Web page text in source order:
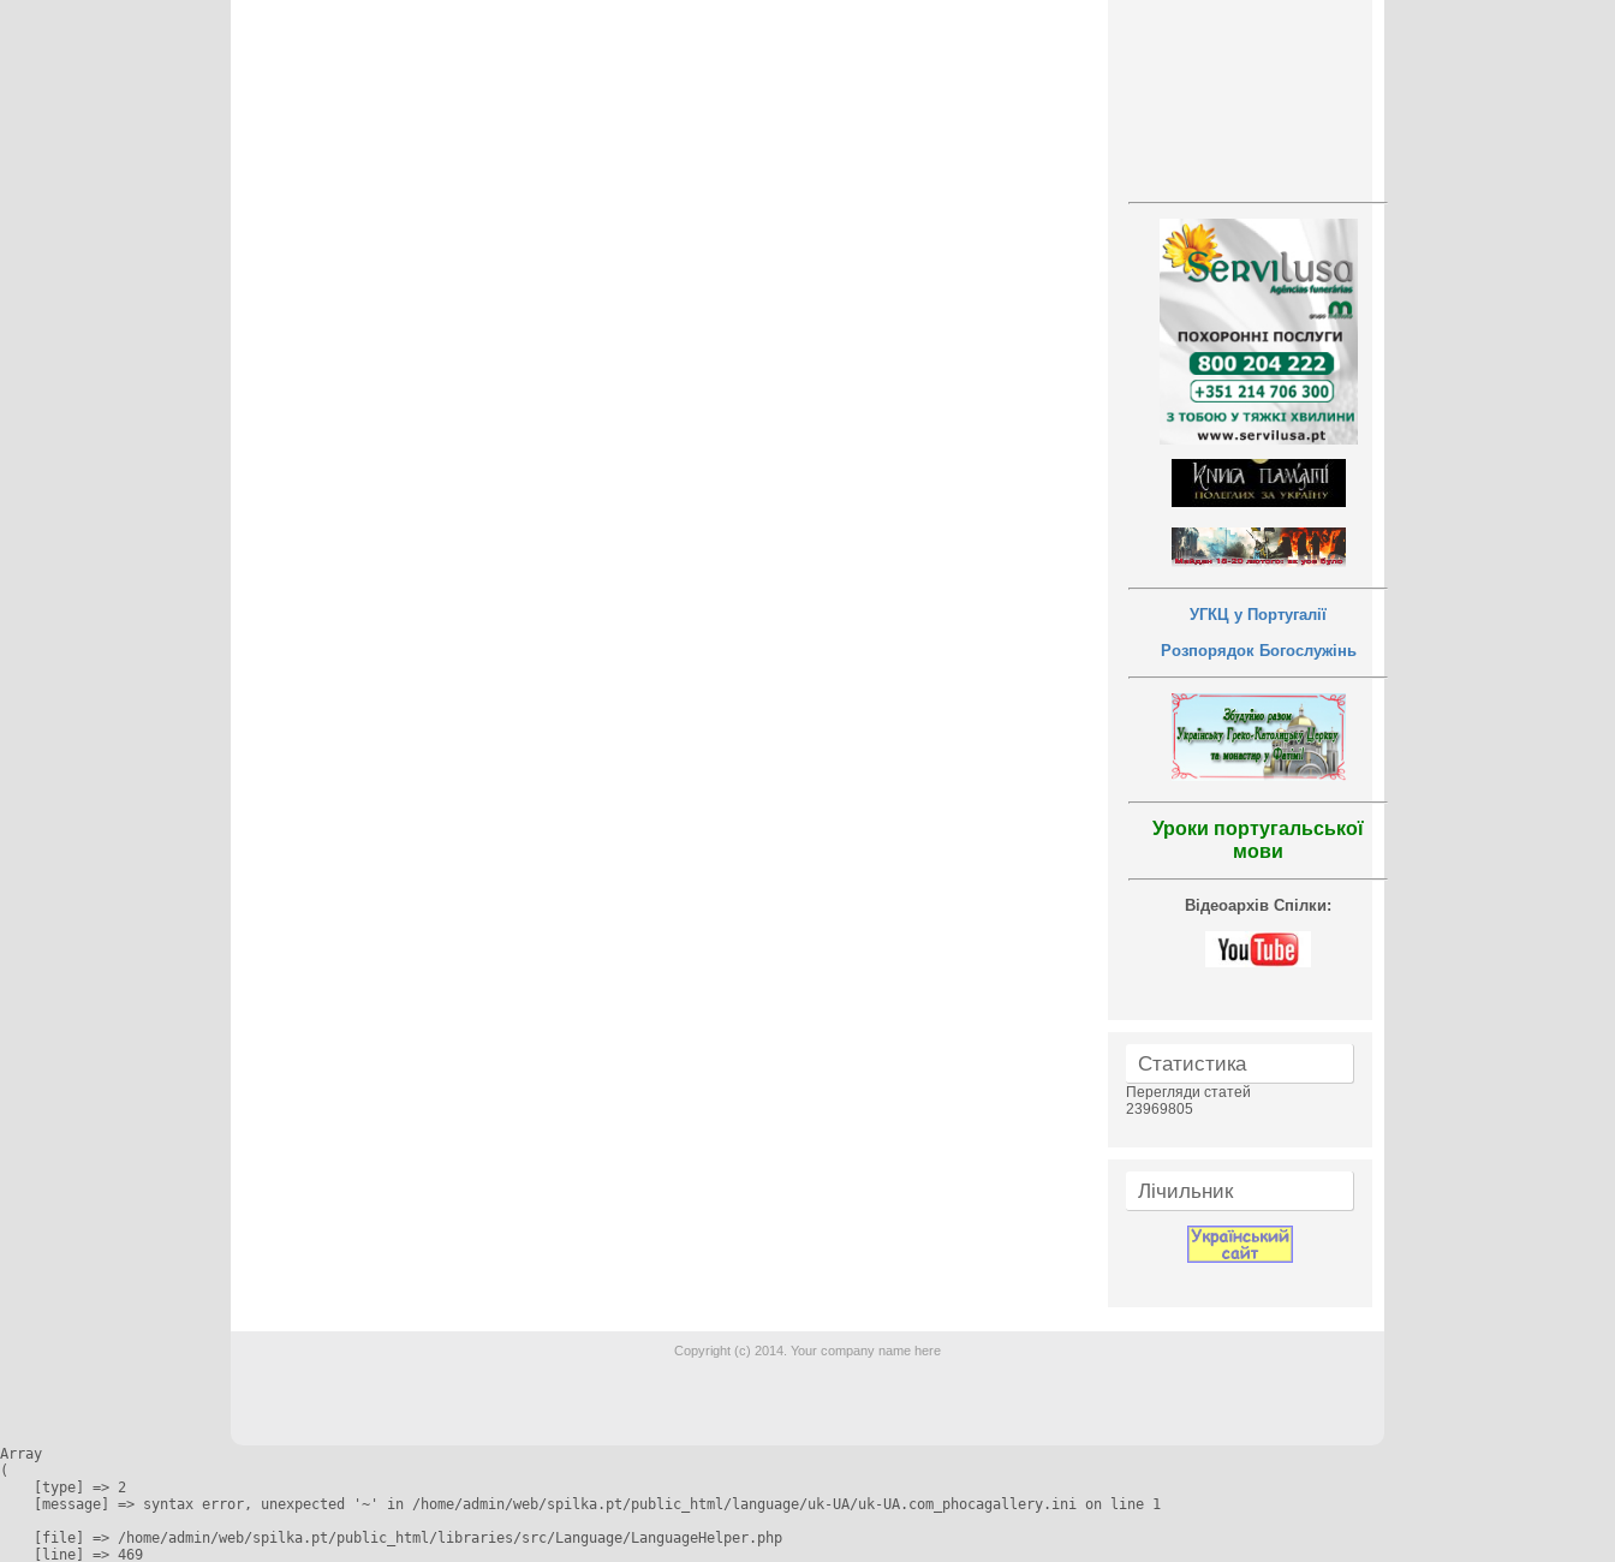
УГКЦ у Португалії
Розпорядок Богослужінь
Уроки португальської
мови
Відеоархів Спілки:
Статистика
Перегляди статей
23969805
Лічильник
Copyright (c) 2014. Your company name here
Array
(
    [type] => 2
    [message] => syntax error, unexpected '~' in /home/admin/web/spilka.pt/public_html/language/uk-UA/uk-UA.com_phocagallery.ini on line 1
    [file] => /home/admin/web/spilka.pt/public_html/libraries/src/Language/LanguageHelper.php
    [line] => 469